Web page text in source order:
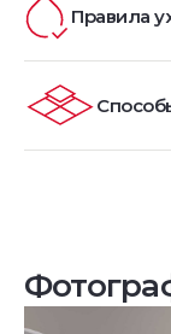
Правила